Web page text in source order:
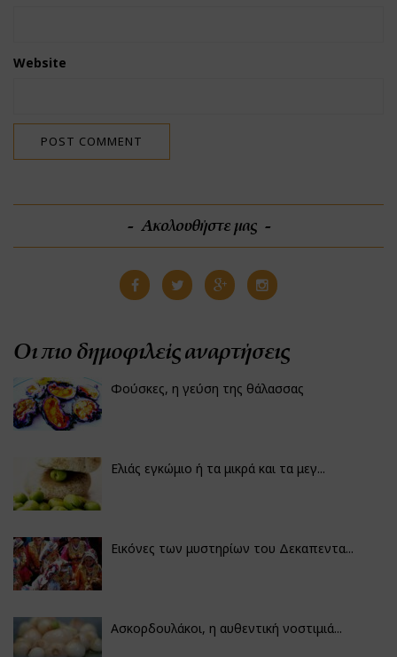
Website
Ακολουθήστε μας
Οι πιο δημοφιλείς αναρτήσεις
Φούσκες, η γεύση της θάλασσας
Ελιάς εγκώμιο ή τα μικρά και τα μεγ...
Εικόνες των μυστηρίων του Δεκαπεντα...
Ασκορδουλάκοι, η αυθεντική νοστιμιά...